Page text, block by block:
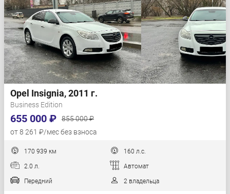
Opel Insignia, 2011 г.
Business Edition
655 000 ₽
855 000 ₽
от 8 261 ₽/мес без взноса
170 939 км 160 л.с.
2.0 л. Автомат
Передний 2 владельца